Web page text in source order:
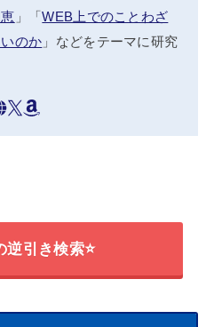
」「WEB上でのことわざ
のか 」などをテーマに研究
逆引き検索⭐